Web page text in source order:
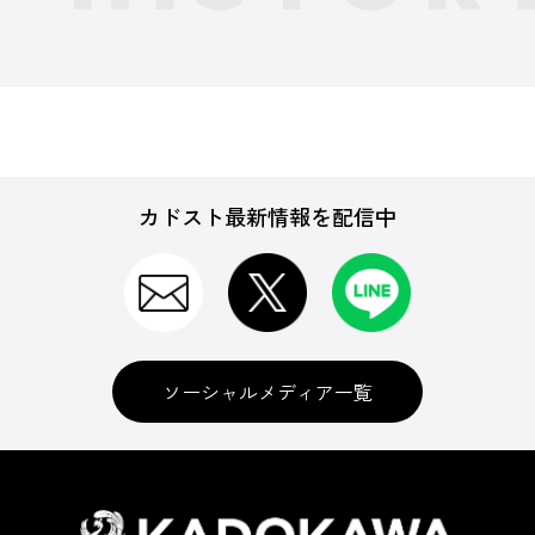
カドスト最新情報を配信中
ソーシャルメディア一覧